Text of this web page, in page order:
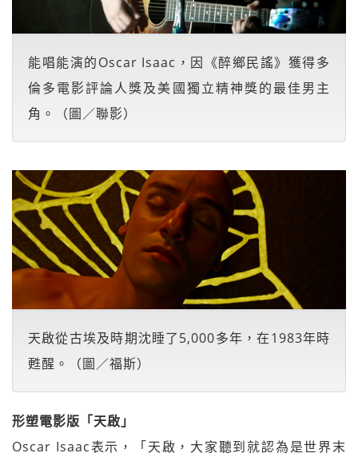
能唱能演的Oscar Isaac，因《醉鄉民謠》獲得多
倫多電影評論人獎及美國獨立精神獎的最佳男主
角。（圖／聯影）
天啟從古埃及時期沈睡了5,000多年，在1983年時
甦醒。（圖／福斯）
形塑電影版「天啟」
Oscar Isaac表示，「天啟，大家聽到就認為是世界末